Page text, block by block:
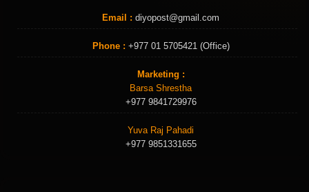
Email : diyopost@gmail.com
Phone : +977 01 5705421 (Office)
Marketing :
Barsa Shrestha
+977 9841729976
Yuva Raj Pahadi
+977 9851331655